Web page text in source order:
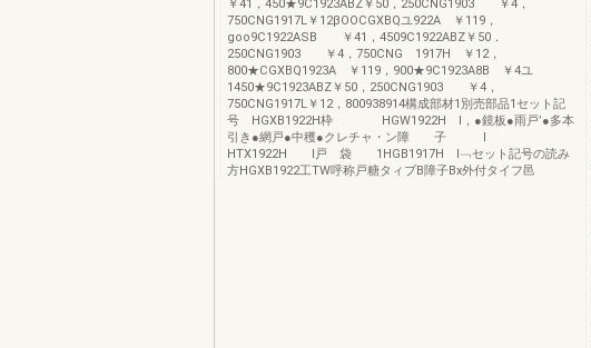
￥41，450★9C1923ABZ￥50，250CNG1903 ￥4，
750CNG1917L￥12βOOCGXBQユ922A ￥119，
goo9C1922ASB ￥41，4509C1922ABZ￥50．
250CNG1903 ￥4，750CNG 1917H ￥12，
800★CGXBQ1923A ￥119，900★9C1923A8B ￥4ユ
1450★9C1923ABZ￥50，250CNG1903 ￥4，
750CNG1917L￥12，800938914構成部材1別売部品1セット記
号 HGXB1922H枠 HGW1922H I，●鏡板●雨戸’●多本
引き●網戸●中穫●クレチャ・ン障 子 l
HTX1922H I戸 袋 1HGB1917H l﹁セット記号の読み
方HGXB1922工TW呼称戸糖タィブB障子Bx外付タイフ邑